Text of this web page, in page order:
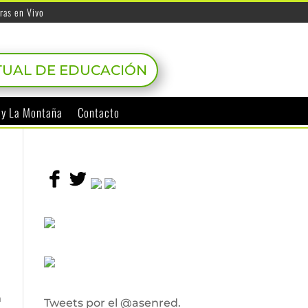
en Vivo
DE EDUCACIÓN
La Montaña Contacto
Tweets por el @asenred.